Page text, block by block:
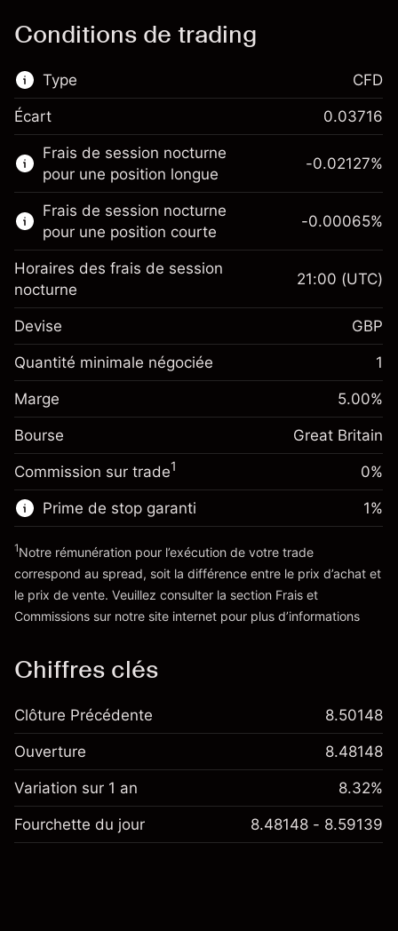
Conditions de trading
Type
Ce marché financier est disponible pour le
trading de CFD.
En savoir plus sur :
CFD
CFD
Écart 0.03716
Frais de session nocturne
pour une position longue
Marge. Votre
investissement
Ajustement des fonds de
Frais sur la valeur totale de la
position
-0.021271
%
(-£4.25)
Taille de la position avec effet de levier
Valeur nominale avec effet de levier
~£19,000.00
Vers la plateforme
-0.02127%
Frais de session nocturne
pour une position courte
Marge. Votre
£1,000.00
Ajustement des fonds
de overnight
Frais sur la valeur totale de la
position
-0.000647
%
Taille de la position avec effet de levier
Valeur nominale avec effet de levier
~ £19,000.00
-0.00065%
Horaires des frais de session
nocturne
21:00 (UTC)
Devise GBP
Quantité minimale négociée 1
Marge 5.00%
Bourse Great Britain
Commission sur trade1 0%
Prime de stop garanti
'Tarifs et Frais
1%
1Notre rémunération pour l’exécution de votre trade
correspond au spread, soit la différence entre le prix d’achat et
le prix de vente. Veuillez consulter la section Frais et
Commissions sur notre site internet pour plus d’informations
Chiffres clés
Clôture Précédente 8.50148
Ouverture 8.48148
Variation sur 1 an 8.32%
Fourchette du jour 8.48148 - 8.59139